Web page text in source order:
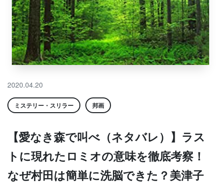
2020.04.20
ミステリー・スリラー 邦画
【愛なき森で叫べ（ネタバレ）】ラス
トに現れたロミオの意味を徹底考察！
なぜ村田は簡単に洗脳できた？美津子